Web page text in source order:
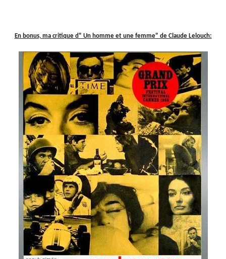
En bonus, ma critique d" Un homme et une femme" de Claude Lelouch: